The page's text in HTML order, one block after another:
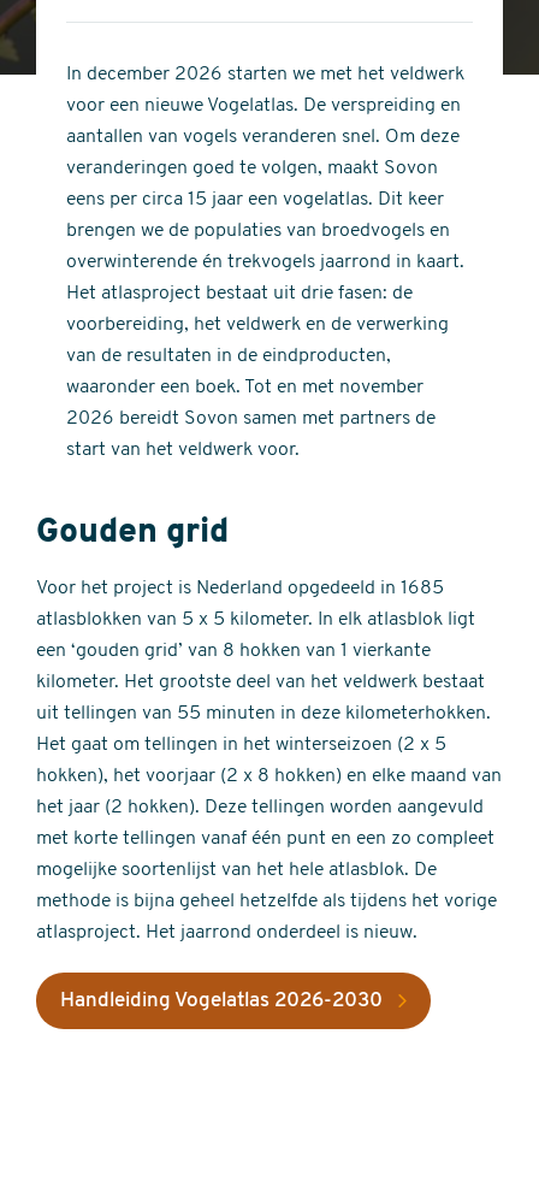
stars
of
stars
In december 2026 starten we met het veldwerk
voor een nieuwe Vogelatlas. De verspreiding en
aantallen van vogels veranderen snel. Om deze
veranderingen goed te volgen, maakt Sovon
eens per circa 15 jaar een vogelatlas. Dit keer
brengen we de populaties van broedvogels en
overwinterende én trekvogels jaarrond in kaart.
Het atlasproject bestaat uit drie fasen: de
voorbereiding, het veldwerk en de verwerking
van de resultaten in de eindproducten,
waaronder een boek. Tot en met november
2026 bereidt Sovon samen met partners de
start van het veldwerk voor.
Gouden grid
Voor het project is Nederland opgedeeld in 1685
atlasblokken van 5 x 5 kilometer. In elk atlasblok ligt
een ‘gouden grid’ van 8 hokken van 1 vierkante
kilometer. Het grootste deel van het veldwerk bestaat
uit tellingen van 55 minuten in deze kilometerhokken.
Het gaat om tellingen in het winterseizoen (2 x 5
hokken), het voorjaar (2 x 8 hokken) en elke maand van
het jaar (2 hokken). Deze tellingen worden aangevuld
met korte tellingen vanaf één punt en een zo compleet
mogelijke soortenlijst van het hele atlasblok. De
methode is bijna geheel hetzelfde als tijdens het vorige
atlasproject. Het jaarrond onderdeel is nieuw.
Handleiding Vogelatlas 2026-2030